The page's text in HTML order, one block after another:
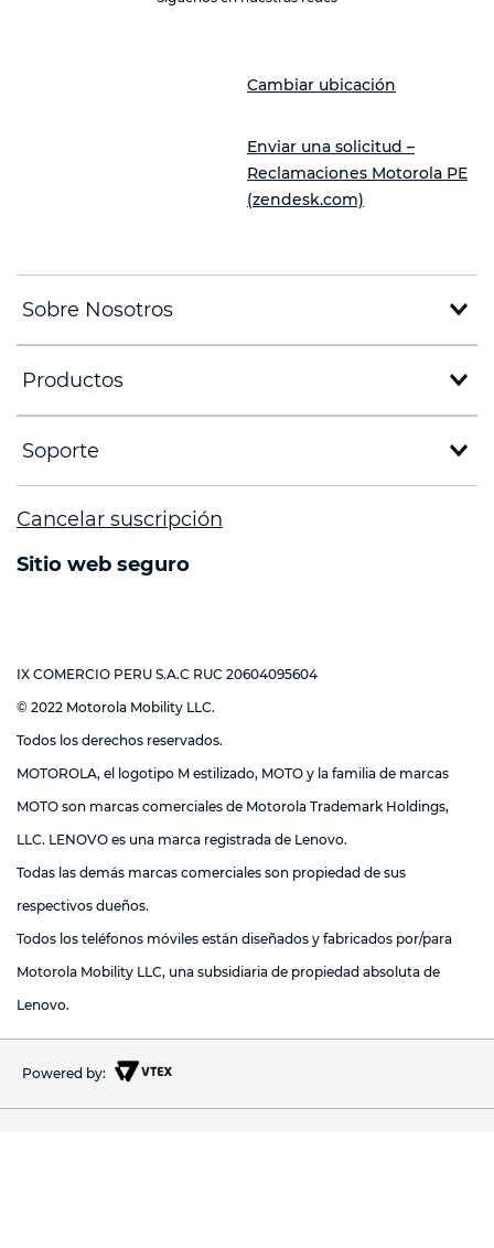
Cambiar ubicación
Enviar una solicitud –
Reclamaciones Motorola PE
(zendesk.com)
Sobre Nosotros
Productos
Soporte
Cancelar suscripción
Sitio web seguro
IX COMERCIO PERU S.A.C RUC 20604095604
© 2022 Motorola Mobility LLC.
Todos los derechos reservados.
MOTOROLA, el logotipo M estilizado, MOTO y la familia de marcas
MOTO son marcas comerciales de Motorola Trademark Holdings,
LLC. LENOVO es una marca registrada de Lenovo.
Todas las demás marcas comerciales son propiedad de sus
respectivos dueños.
Todos los teléfonos móviles están diseñados y fabricados por/para
Motorola Mobility LLC, una subsidiaria de propiedad absoluta de
Lenovo.
Powered by: